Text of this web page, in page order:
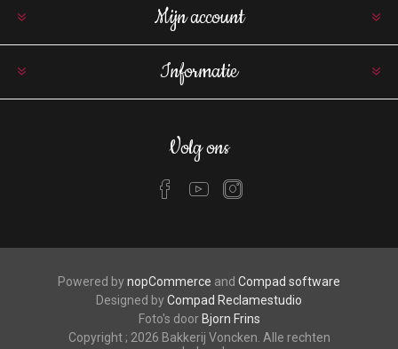
Mijn account
Informatie
Volg ons
Powered bynopCommerce and Compad software
Designed byCompad Reclamestudio
Foto's door Bjorn Frins
Copyright ; 2026 Bakkerij Voncken. Alle rechten